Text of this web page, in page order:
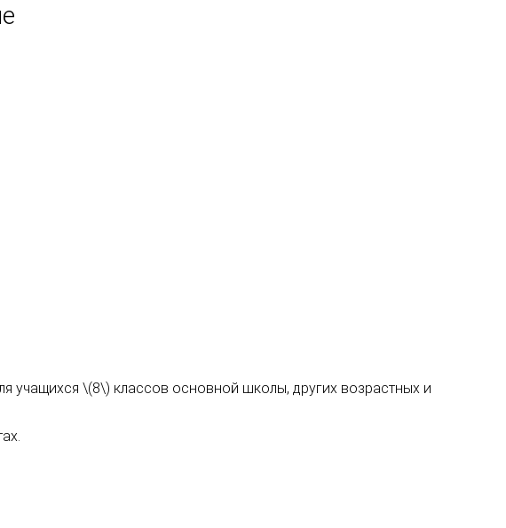
учащихся \(8\) классов основной школы, других возрастных и